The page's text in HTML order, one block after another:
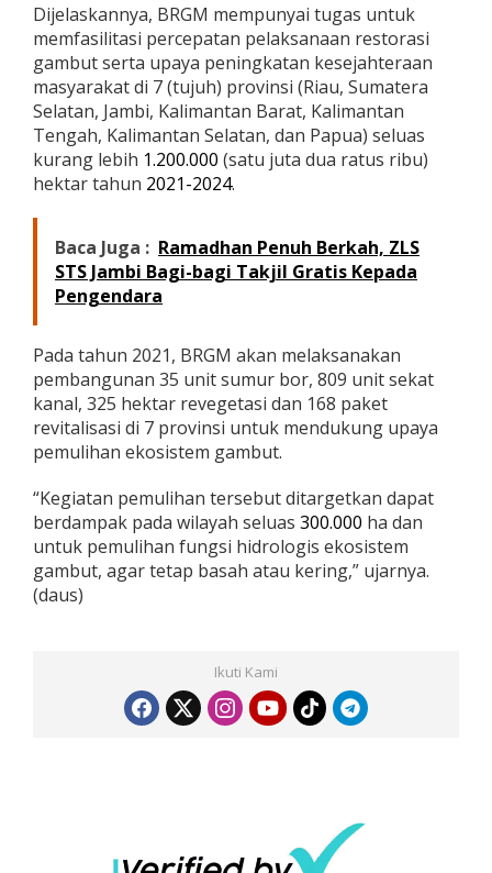
Dijelaskannya, BRGM mempunyai tugas untuk
memfasilitasi percepatan pelaksanaan restorasi
gambut serta upaya peningkatan kesejahteraan
masyarakat di 7 (tujuh) provinsi (Riau, Sumatera
Selatan, Jambi, Kalimantan Barat, Kalimantan
Tengah, Kalimantan Selatan, dan Papua) seluas
kurang lebih 1.200.000 (satu juta dua ratus ribu)
hektar tahun 2021-2024.
Baca Juga : Ramadhan Penuh Berkah, ZLS
STS Jambi Bagi-bagi Takjil Gratis Kepada
Pengendara
Pada tahun 2021, BRGM akan melaksanakan
pembangunan 35 unit sumur bor, 809 unit sekat
kanal, 325 hektar revegetasi dan 168 paket
revitalisasi di 7 provinsi untuk mendukung upaya
pemulihan ekosistem gambut.
“Kegiatan pemulihan tersebut ditargetkan dapat
berdampak pada wilayah seluas 300.000 ha dan
untuk pemulihan fungsi hidrologis ekosistem
gambut, agar tetap basah atau kering,” ujarnya.
(daus)
Ikuti Kami